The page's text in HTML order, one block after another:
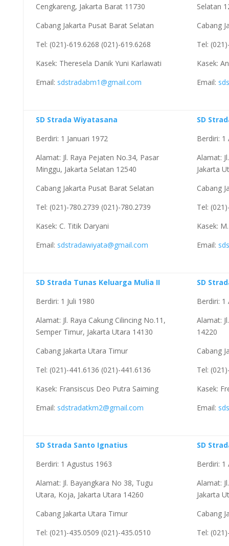
Cengkareng, Jakarta Barat 11730
Cabang Jakarta Pusat Barat Selatan
Tel: (021)-619.6268 (021)-619.6268
Kasek: Theresela Danik Yuni Karlawati
Email: sdstradabm1@gmail.com
Selatan
Cabang
Tel:
Kasek:
Email:
SD Strada Wiyatasana
Berdiri: 1 Januari 1972
Alamat: Jl. Raya Pejaten No.34, Pasar
Minggu, Jakarta Selatan 12540
Cabang Jakarta Pusat Barat Selatan
Tel: (021)-780.2739 (021)-780.2739
Kasek: C. Titik Daryani
Email: sdstradawiyata@gmail.com
SD
Berdiri: 1
Alamat:
Jakarta
Cabang
Tel:
Kasek:
Email:
SD Strada Tunas Keluarga Mulia II
Berdiri: 1 Juli 1980
Alamat: Jl. Raya Cakung Cilincing No.11,
Semper Timur, Jakarta Utara 14130
Cabang Jakarta Utara Timur
Tel: (021)-441.6136 (021)-441.6136
Kasek: Fransiscus Deo Putra Saiming
Email: sdstradatkm2@gmail.com
SD
Berdiri: 1
Alamat:
14220
Cabang
Tel:
Kasek:
Email:
SD Strada Santo Ignatius
Berdiri: 1 Agustus 1963
Alamat: Jl. Bayangkara No 38, Tugu
Utara, Koja, Jakarta Utara 14260
Cabang Jakarta Utara Timur
Tel: (021)-435.0509 (021)-435.0510
SD
Berdiri: 1
Alamat:
Jakarta
Cabang
Tel: